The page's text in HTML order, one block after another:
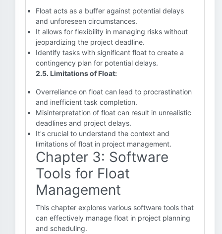
Float acts as a buffer against potential delays
and unforeseen circumstances.
It allows for flexibility in managing risks without
jeopardizing the project deadline.
Identify tasks with significant float to create a
contingency plan for potential delays.
2.5. Limitations of Float:
Overreliance on float can lead to procrastination
and inefficient task completion.
Misinterpretation of float can result in unrealistic
deadlines and project delays.
It's crucial to understand the context and
limitations of float in project management.
Chapter 3: Software
Tools for Float
Management
This chapter explores various software tools that
can effectively manage float in project planning
and scheduling.